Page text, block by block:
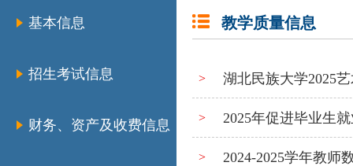
基本信息
招生考试信息
财务、资产及收费信息
教学质量信息
> 湖北民族大学2025
> 2025年促进毕业生
> 2024-2025学年教师